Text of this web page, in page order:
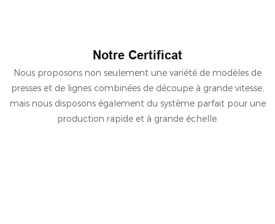
Notre Certificat
Nous proposons non seulement une variété de modèles de
presses et de lignes combinées de découpe à grande vitesse,
mais nous disposons également du système parfait pour une
production rapide et à grande échelle.